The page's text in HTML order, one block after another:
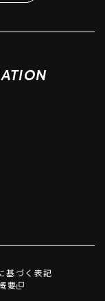
基づく表記
要